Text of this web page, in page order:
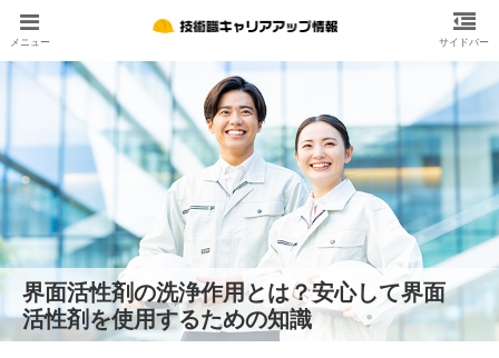
界面活性剤の洗浄作用とは？安心して界面
活性剤を使用するための知識